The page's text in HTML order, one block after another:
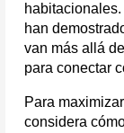
han
van más allá
para conectar
Para
considera